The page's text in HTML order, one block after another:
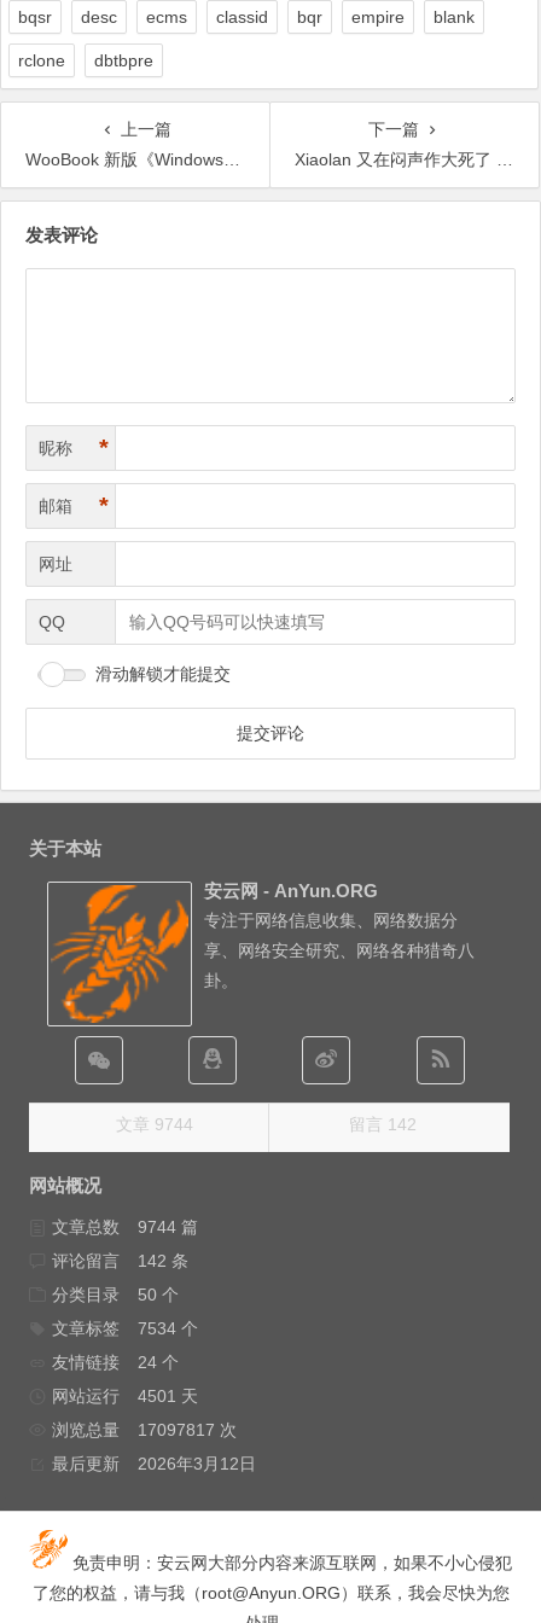
bqsr desc ecms classid bqr empire blank
rclone dbtbpre
上一篇
WooBook 新版《Windows平台内存防护与绕过技术的进
下一篇
Xiaolan 又在闷声作大死了 (WOOYUN)
发表评论
昵称 *
邮箱 *
网址
QQ
滑动解锁才能提交
关于本站
安云网 - AnYun.ORG
专注于网络信息收集、网络数据分
享、网络安全研究、网络各种猎奇八
卦。
文章 9744 留言 142
网站概况
文章总数
9744 篇
评论留言
142 条
分类目录
50 个
文章标签
7534 个
友情链接
24 个
网站运行
4501 天
浏览总量
17097817 次
最后更新
2026年3月12日
免责申明：安云网大部分内容来源互联网，如果不小心侵犯
了您的权益，请与我（root@Anyun.ORG）联系，我会尽快为您